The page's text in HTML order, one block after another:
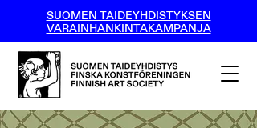
SUOMEN TAIDEYHDISTYKSEN
VARAINHANKINTAKAMPANJA